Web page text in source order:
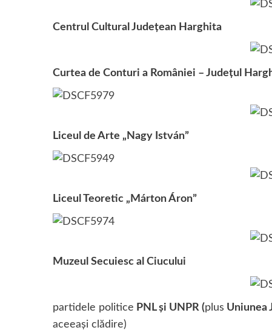
Centrul Cultural Judeţean Harghita
Curtea de Conturi a României – Judeţul
Liceul de Arte „Nagy István”
Liceul Teoretic „Márton Áron”
Muzeul Secuiesc al Ciucului
partidele politice PNL şi UNPR (plus Uniunea
aceeași clădire)